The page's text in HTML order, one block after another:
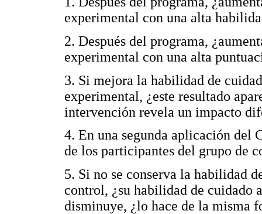
experimental con una alta
2. Después del programa,
experimental con una alta
3. Si mejora la habilidad de
experimental, ¿este resultado
intervención revela un impacto
4. En una segunda aplicación del
de los participantes del grupo de
5. Si no se conserva la habilidad
control, ¿su habilidad de cuidado
disminuye, ¿lo hace de la misma